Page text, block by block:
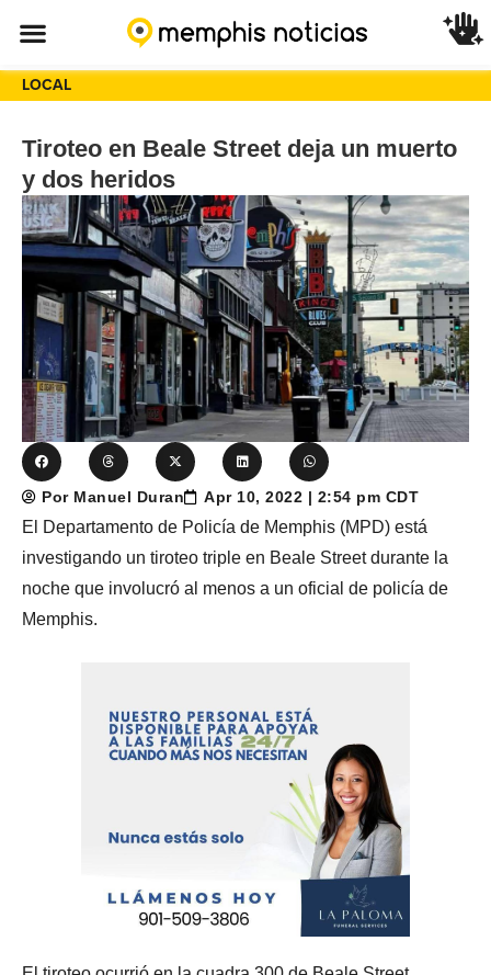
LOCAL
Tiroteo en Beale Street deja un muerto
y dos heridos
Por Manuel Duran Apr 10, 2022 | 2:54 pm CDT
El Departamento de Policía de Memphis (MPD) está
investigando un tiroteo triple en Beale Street durante la
noche que involucró al menos a un oficial de policía de
Memphis.